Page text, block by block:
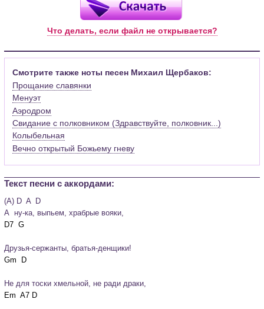
Что делать, если файл не открывается?
Смотрите также ноты песен Михаил Щербаков:
Прощание славянки
Менуэт
Аэродром
Свидание с полковником (Здравствуйте, полковник...)
Колыбельная
Вечно открытый Божьему гневу
Текст песни c аккордами:
(A) D  A  D
А  ну-ка, выпьем, храбрые вояки,
Друзья-сержанты, братья-денщики!
Не для тоски хмельной, не ради драки,